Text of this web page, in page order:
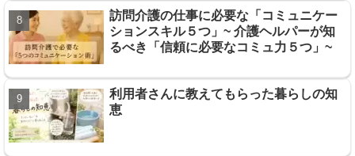
訪問介護の仕事に必要な「コミュニケー
ションスキル５つ」~ 介護ヘルパーが知
るべき「信頼に必要なコミュ力５つ」~
利用者さんに教えてもらった暮らしの知
恵